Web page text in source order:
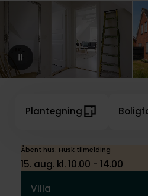
Åbent hus. Husk tilmelding
15. aug. kl. 10.00 - 14.00
Villa
Plantegning